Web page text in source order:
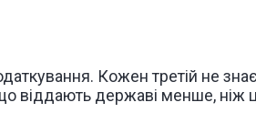
Кожен третій не знає
віддають державі менше, ніж